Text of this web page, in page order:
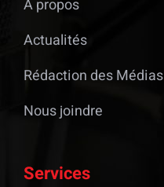
À propos
Actualités
Rédaction des Médias
Nous joindre
Services